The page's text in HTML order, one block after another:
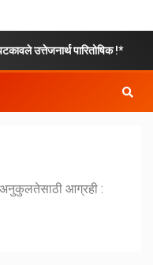
!* भाजपा कोथरूड
आग्रही :